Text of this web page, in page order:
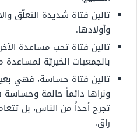
تالين فتاة شديدة التعلّق
وأولادها.
تالين فتاة تحب مساعدة
بالجمعيات الخيريّة
تالين فتاة حساسة، فهي
ونراها دائماً حالمة
تجرح أحداً من الناس، بل
راق.